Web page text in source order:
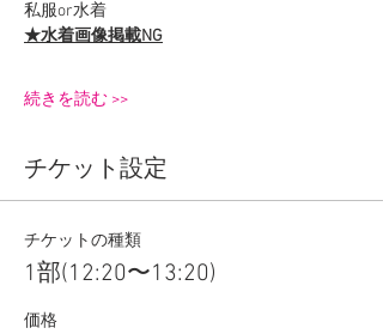
私服or水着
★水着画像掲載NG
続きを読む >>
チケット設定
チケットの種類
1部(12:20〜13:20)
価格